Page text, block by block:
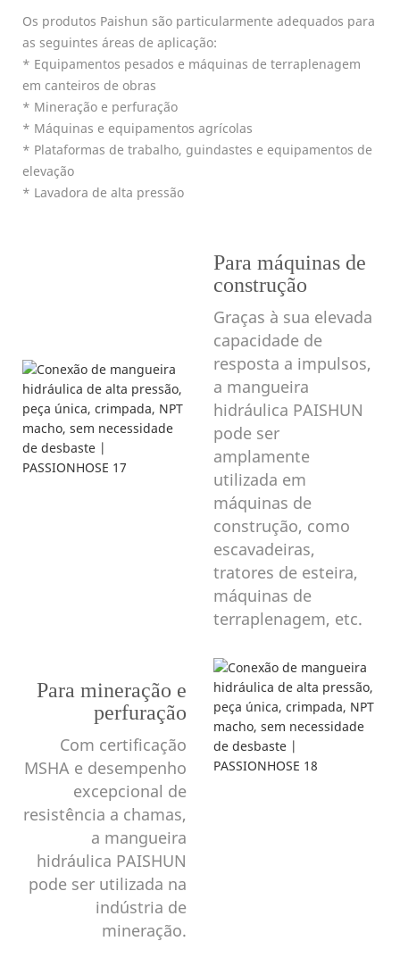
Os produtos Paishun são particularmente adequados para
as seguintes áreas de aplicação:
* Equipamentos pesados ​​e máquinas de terraplenagem
em canteiros de obras
* Mineração e perfuração
* Máquinas e equipamentos agrícolas
* Plataformas de trabalho, guindastes e equipamentos de
elevação
* Lavadora de alta pressão
Para máquinas de
construção
Graças à sua elevada
capacidade de
resposta a impulsos,
a mangueira
hidráulica PAISHUN
pode ser
amplamente
utilizada em
máquinas de
construção, como
escavadeiras,
tratores de esteira,
máquinas de
terraplenagem, etc.
Para mineração e
perfuração
Com certificação
MSHA e desempenho
excepcional de
resistência a chamas,
a mangueira
hidráulica PAISHUN
pode ser utilizada na
indústria de
mineração.